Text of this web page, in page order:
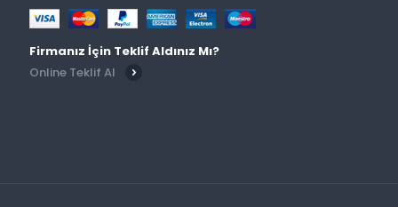
Firmanız İçin Teklif Aldınız Mı?
Online Teklif Al